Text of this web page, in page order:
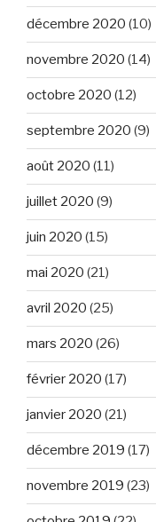
décembre 2020 (10)
novembre 2020 (14)
octobre 2020 (12)
septembre 2020 (9)
août 2020 (11)
juillet 2020 (9)
juin 2020 (15)
mai 2020 (21)
avril 2020 (25)
mars 2020 (26)
février 2020 (17)
janvier 2020 (21)
décembre 2019 (17)
novembre 2019 (23)